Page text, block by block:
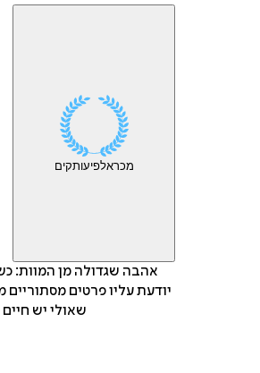
מכראלפיעותקים
אהבה שגדולה מן המוות:
יודעת עליו פרטים
שאולי יש